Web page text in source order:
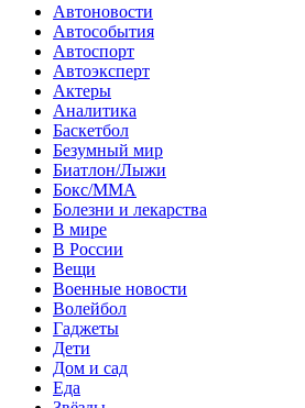
Автоновости
Автособытия
Автоспорт
Автоэксперт
Актеры
Аналитика
Баскетбол
Безумный мир
Биатлон/Лыжи
Бокс/MMA
Болезни и лекарства
В мире
В России
Вещи
Военные новости
Волейбол
Гаджеты
Дети
Дом и сад
Еда